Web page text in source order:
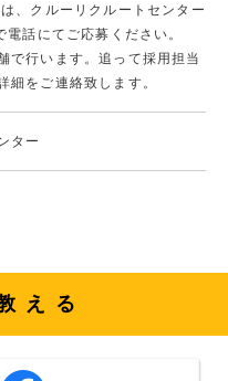
、クルーリクルートセンター
話にてご応募ください。
で行います。追って採用担当
細をご連絡致します。
ター
える